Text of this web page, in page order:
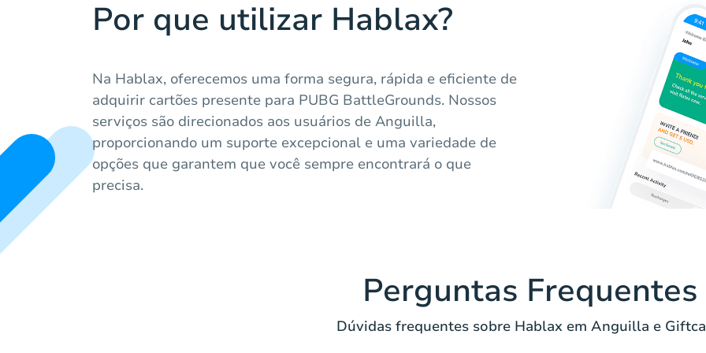
Por que utilizar Hablax?
Na Hablax, oferecemos uma forma segura, rápida e eficiente de
adquirir cartões presente para PUBG BattleGrounds. Nossos
serviços são direcionados aos usuários de Anguilla,
proporcionando um suporte excepcional e uma variedade de
opções que garantem que você sempre encontrará o que
precisa.
Perguntas Frequentes
Dúvidas frequentes sobre Hablax em Anguilla e